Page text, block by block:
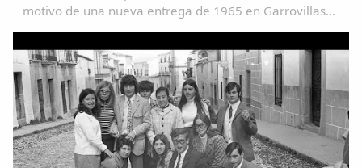
motivo de una nueva entrega de 1965 en Garrovillas
de Alconetar entre 1960 y 1978, quiero hacer memoria
del origen y disposición de las distintas...